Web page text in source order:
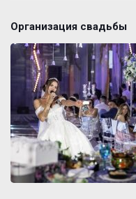
Организация свадьбы